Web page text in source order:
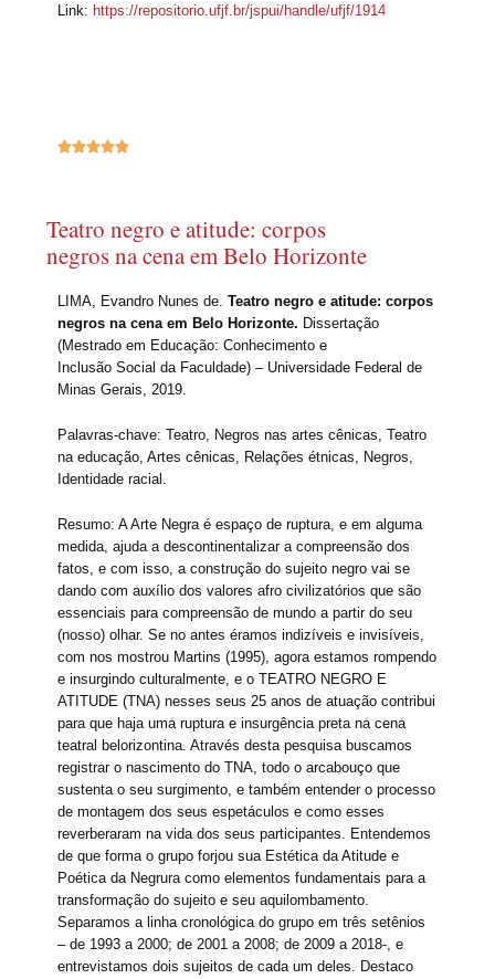
Link: https://repositorio.ufjf.br/jspui/handle/ufjf/1914

Teatro negro e atitude: corpos
negros na cena em Belo Horizonte
LIMA, Evandro Nunes de.Teatro negro e atitude: corpos
negros na cena em Belo Horizonte. Dissertação
(Mestrado em Educação: Conhecimento e
Inclusão Social da Faculdade) – Universidade Federal de
Minas Gerais, 2019.
Palavras-chave: Teatro, Negros nas artes cênicas, Teatro
na educação, Artes cênicas, Relações étnicas, Negros,
Identidade racial.
Resumo: A Arte Negra é espaço de ruptura, e em alguma
medida, ajuda a descontinentalizar a compreensão dos
fatos, e com isso, a construção do sujeito negro vai se
dando com auxílio dos valores afro civilizatórios que são
essenciais para compreensão de mundo a partir do seu
(nosso) olhar. Se no antes éramos indizíveis e invisíveis,
com nos mostrou Martins (1995), agora estamos rompendo
e insurgindo culturalmente, e o TEATRO NEGRO E
ATITUDE (TNA) nesses seus 25 anos de atuação contribui
para que haja uma ruptura e insurgência preta na cena
teatral belorizontina. Através desta pesquisa buscamos
registrar o nascimento do TNA, todo o arcabouço que
sustenta o seu surgimento, e também entender o processo
de montagem dos seus espetáculos e como esses
reverberaram na vida dos seus participantes. Entendemos
de que forma o grupo forjou sua Estética da Atitude e
Poética da Negrura como elementos fundamentais para a
transformação do sujeito e seu aquilombamento.
Separamos a linha cronológica do grupo em três setênios
– de 1993 a 2000; de 2001 a 2008; de 2009 a 2018-, e
entrevistamos dois sujeitos de cada um deles. Destaco